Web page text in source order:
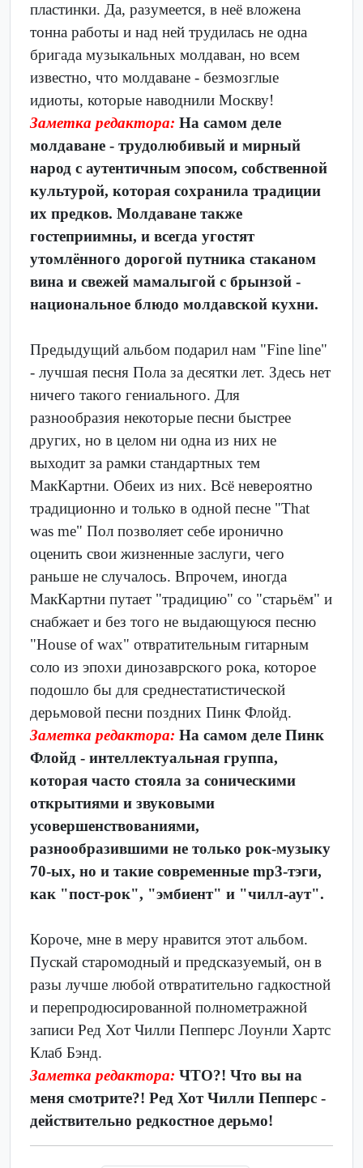
пластинки. Да, разумеется, в неё вложена
тонна работы и над ней трудилась не одна
бригада музыкальных молдаван, но всем
известно, что молдаване - безмозглые
идиоты, которые наводнили Москву!
Заметка редактора: На самом деле
молдаване - трудолюбивый и мирный
народ с аутентичным эпосом, собственной
культурой, которая сохранила традиции
их предков. Молдаване также
гостеприимны, и всегда угостят
утомлённого дорогой путника стаканом
вина и свежей мамалыгой с брынзой -
национальное блюдо молдавской кухни.
Предыдущий альбом подарил нам "Fine line"
- лучшая песня Пола за десятки лет. Здесь нет
ничего такого гениального. Для
разнообразия некоторые песни быстрее
других, но в целом ни одна из них не
выходит за рамки стандартных тем
МакКартни. Обеих из них. Всё невероятно
традиционно и только в одной песне "That
was me" Пол позволяет себе иронично
оценить свои жизненные заслуги, чего
раньше не случалось. Впрочем, иногда
МакКартни путает "традицию" со "старьём" и
снабжает и без того не выдающуюся песню
"House of wax" отвратительным гитарным
соло из эпохи динозаврского рока, которое
подошло бы для среднестатистической
дерьмовой песни поздних Пинк Флойд.
Заметка редактора: На самом деле Пинк
Флойд - интеллектуальная группа,
которая часто стояла за соническими
открытиями и звуковыми
усовершенствованиями,
разнообразившими не только рок-музыку
70-ых, но и такие современные mp3-тэги,
как "пост-рок", "эмбиент" и "чилл-аут".
Короче, мне в меру нравится этот альбом.
Пускай старомодный и предсказуемый, он в
разы лучше любой отвратительно гадкостной
и перепродюсированной полнометражной
записи Ред Хот Чилли Пепперс Лоунли Хартс
Клаб Бэнд.
Заметка редактора: ЧТО?! Что вы на
меня смотрите?! Ред Хот Чилли Пепперс -
действительно редкостное дерьмо!